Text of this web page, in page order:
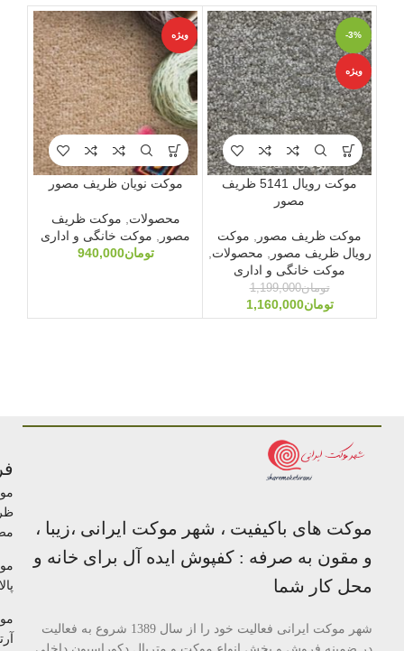
-3%
ویژه
موکت رویال 5141 ظریف
مصور
موکت ظریف مصور
موکت
رویال ظریف مصور
محصولات
موکت خانگی و اداری
تومان1,199,000
تومان1,160,000
ویژه
موکت نویان ظریف مصور
محصولات
موکت ظریف
مصور
موکت خانگی و اداری
تومان940,000
موکت های باکیفیت ، شهر موکت ایرانی ،زیبا ،
و مقون به صرفه : کفپوش ایده آل برای خانه و
محل کار شما
شهر موکت ایرانی فعالیت خود را از سال 1389 شروع به فعالیت